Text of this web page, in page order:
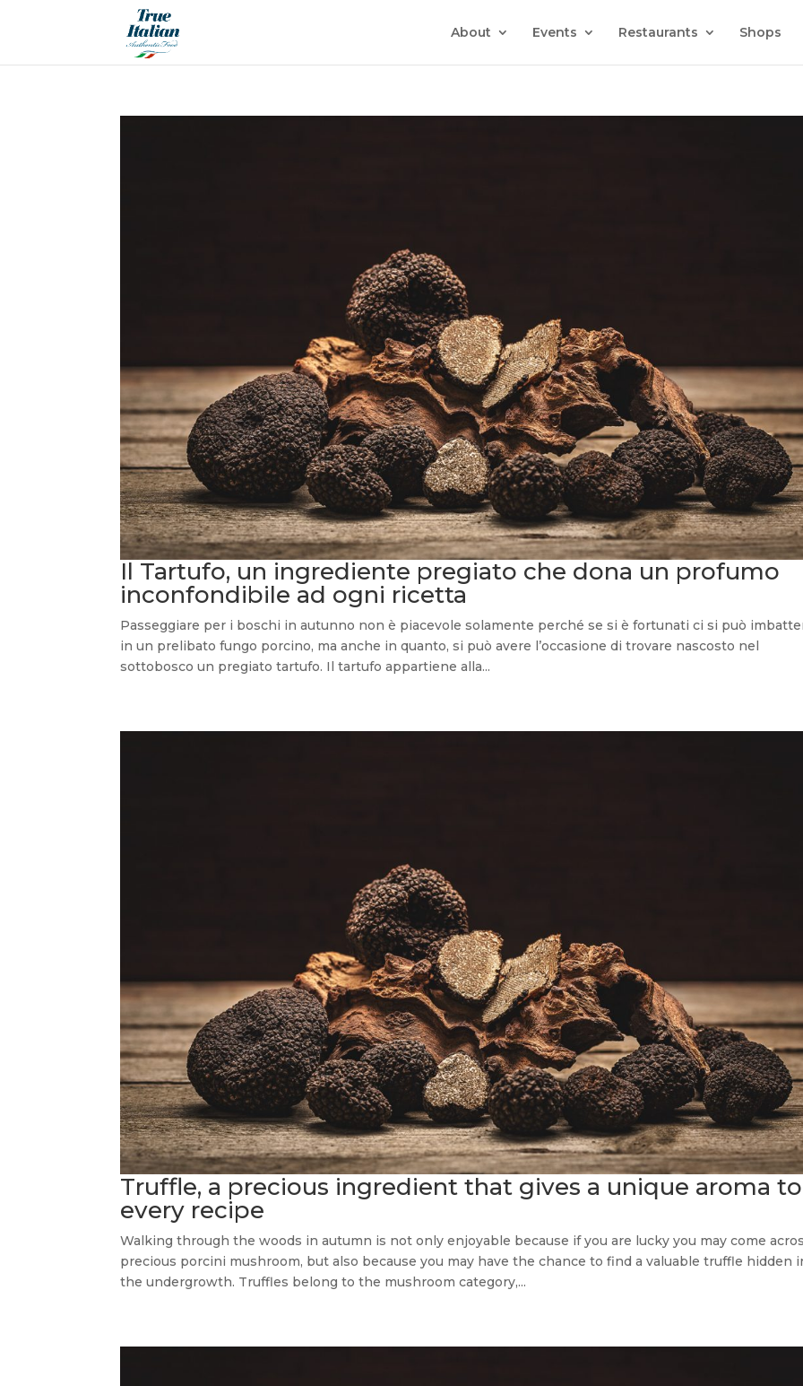
About Events Restaurants Shops
Il Tartufo, un ingrediente pregiato che dona un profumo
inconfondibile ad ogni ricetta
Passeggiare per i boschi in autunno non è piacevole solamente perché se si è fortunati ci si può
in un prelibato fungo porcino, ma anche in quanto, si può avere l’occasione di trovare nascosto nel
sottobosco un pregiato tartufo. Il tartufo appartiene alla...
Truffle, a precious ingredient that gives a unique aroma to
every recipe
Walking through the woods in autumn is not only enjoyable because if you are lucky you may come
precious porcini mushroom, but also because you may have the chance to find a valuable truffle hidden
the undergrowth. Truffles belong to the mushroom category,...